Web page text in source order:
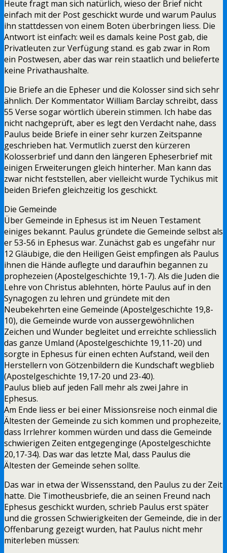
Heute fragt man sich natürlich, wieso der Brief nicht
einfach mit der Post geschickt wurde und warum Paulus
ihn stattdessen von einem Boten überbringen liess. Die
Antwort ist einfach: weil es damals keine Post gab, die
Privatleuten zur Verfügung stand. es gab zwar in Rom
ein Postwesen, aber das war rein staatlich und belieferte
keine Privathaushalte.
Die Briefe an die Epheser und die Kolosser sind sich sehr
ähnlich. Der Kommentator William Barclay schreibt, dass
55 Verse sogar wörtlich überein stimmen. Ich habe das
nicht nachgeprüft, aber es legt den Verdacht nahe, dass
Paulus beide Briefe in einer sehr kurzen Zeitspanne
geschrieben hat. Vermutlich zuerst den kürzeren
Kolosserbrief und dann den längeren Epheserbrief mit
einigen Erweiterungen gleich hinterher. Man kann das
zwar nicht feststellen, aber vielleicht wurde Tychikus mit
beiden Briefen gleichzeitig los geschickt.
Die Gemeinde
Über Gemeinde in Ephesus ist im Neuen Testament
einiges bekannt. Paulus gründete die Gemeinde selbst als
er 53-56 in Ephesus war. Zunächst gab es ungefähr nur
12 Gläubige, die den Heiligen Geist empfingen als Paulus
ihnen die Hände auflegte und daraufhin begannen zu
prophezeien (Apostelgeschichte 19,1-7). Als die Juden die
Lehre von Christus ablehnten, hörte Paulus auf in den
Synagogen zu lehren und gründete mit den
Neubekehrten eine Gemeinde (Apostelgeschichte 19,8-
10), die Gemeinde wurde von aussergewöhnlichen
Zeichen und Wunder begleitet und erreichte schliesslich
das ganze Umland (Apostelgeschichte 19,11-20) und
sorgte in Ephesus für einen echten Aufstand, weil den
Herstellern von Götzenbildern die Kundschaft wegblieb
(Apostelgeschichte 19,17-20 und 23-40).
Paulus blieb auf jeden Fall mehr als zwei Jahre in
Ephesus.
Am Ende liess er bei einer Missionsreise noch einmal die
Ältesten der Gemeinde zu sich kommen und prophezeite,
dass Irrlehrer kommen würden und dass die Gemeinde
schwierigen Zeiten entgegenginge (Apostelgeschichte
20,17-34). Das war das letzte Mal, dass Paulus die
Ältesten der Gemeinde sehen sollte.
Das war in etwa der Wissensstand, den Paulus zu der Zeit
hatte. Die Timotheusbriefe, die an seinen Freund nach
Ephesus geschickt wurden, schrieb Paulus erst später
und die grossen Schwierigkeiten der Gemeinde, die in der
Offenbarung gezeigt wurden, hat Paulus nicht mehr
miterleben müssen: